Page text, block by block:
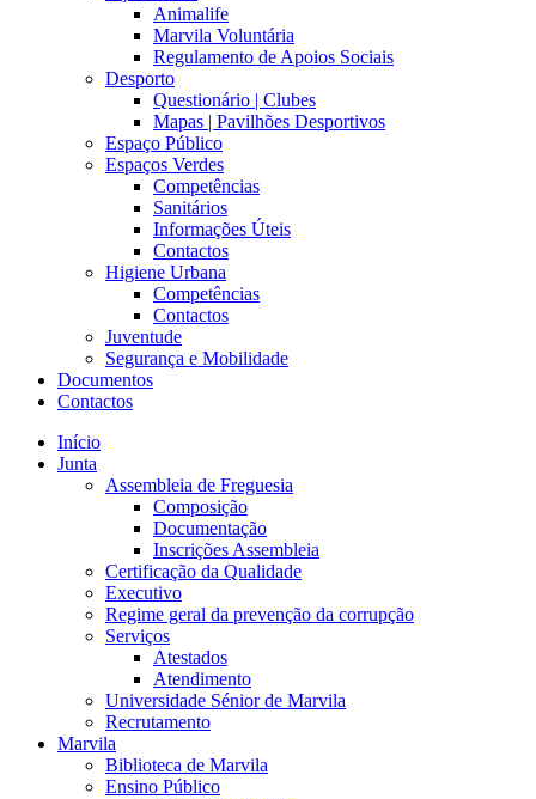
Animalife
Marvila Voluntária
Regulamento de Apoios Sociais
Desporto
Questionário | Clubes
Mapas | Pavilhões Desportivos
Espaço Público
Espaços Verdes
Competências
Sanitários
Informações Úteis
Contactos
Higiene Urbana
Competências
Contactos
Juventude
Segurança e Mobilidade
Documentos
Contactos
Início
Junta
Assembleia de Freguesia
Composição
Documentação
Inscrições Assembleia
Certificação da Qualidade
Executivo
Regime geral da prevenção da corrupção
Serviços
Atestados
Atendimento
Universidade Sénior de Marvila
Recrutamento
Marvila
Biblioteca de Marvila
Ensino Público